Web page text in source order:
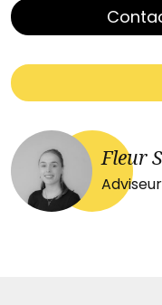
Fleur